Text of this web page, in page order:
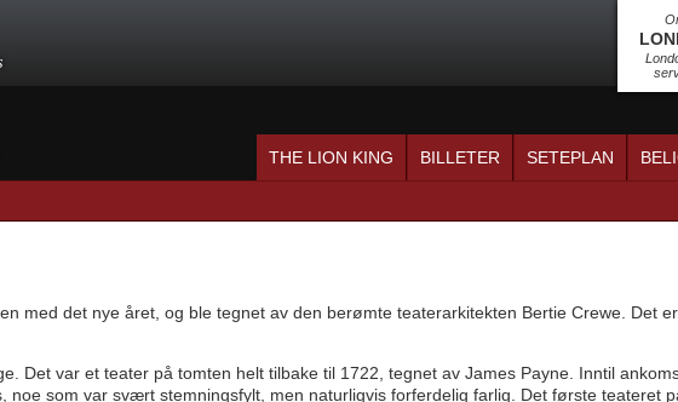
THE LION KING BILLETER SETEPLAN
med det nye året, og ble tegnet av den berømte teaterarkitekten Bertie Crewe. Det
Det var et teater på tomten helt tilbake til 1722, tegnet av James Payne. Inntil
noe som var svært stemningsfylt, men naturligvis forferdelig farlig. Det første teateret